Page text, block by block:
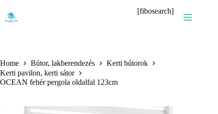
content
[fibosearch]
Home Bútor, lakberendezés
Kerti bútorok
Kerti pavilon, kerti sátor
OCEAN fehér pergola oldalfal 123cm